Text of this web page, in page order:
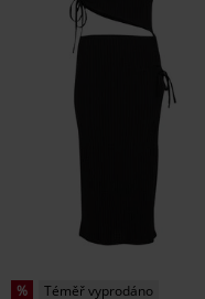
% Téměř vyprodáno